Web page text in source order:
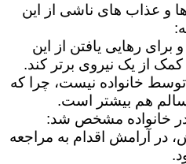
و عذاب های ناشی از این
و برای رهایی یافتن از این
از یک نیروی برتر کند.
توسط خانواده نیست، چرا که
هم بیشتر است.
در خانواده مشخص شد:
در آرامش اقدام به مراجعه